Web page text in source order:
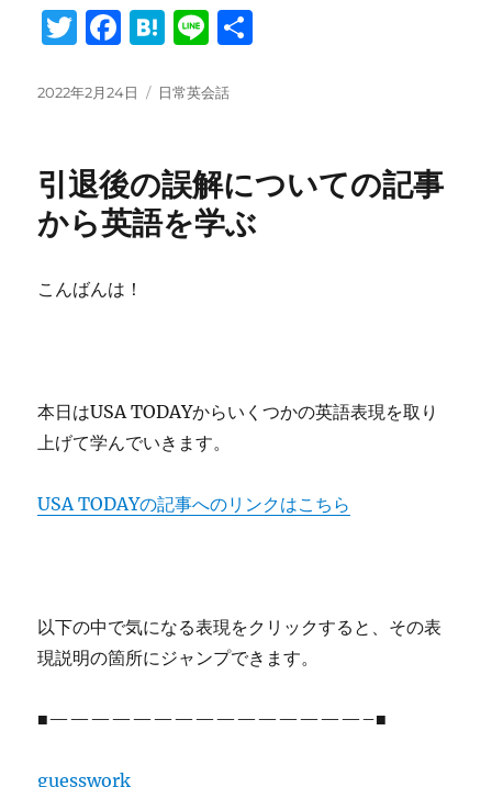
T
it
r
F
c
b
o
o
k
H
e
a
Li
e
投
2022年2月24日
タ
日常英会話
引退後の誤解についての記事
から英語を学ぶ
こんばんは！
本日はUSA TODAYからいくつかの英語表現を取り
上げて学んでいきます。
USA TODAYの記事へのリンクはこちら
以下の中で気になる表現をクリックすると、その表
現説明の箇所にジャンプできます。
■———————————————–■
guesswork